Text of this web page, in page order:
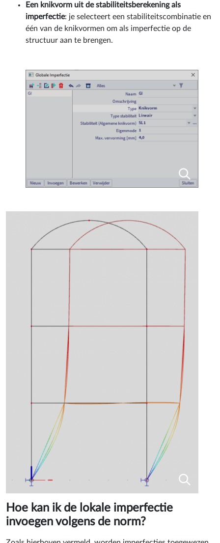
imperfectie : je selecteert een stabiliteitscombinatie en
één van de knikvormen om als imperfectie op de
structuur aan te brengen.
Hoe kan ik de lokale imperfectie
invoegen volgens de norm?
Zoals hierboven vermeld, worden imperfecties toegewezen